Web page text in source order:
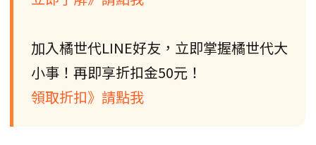
加入橘世代LINE好友，立即掌握橘世代大
小事！再即享折扣金50元！
領取折扣》請點我